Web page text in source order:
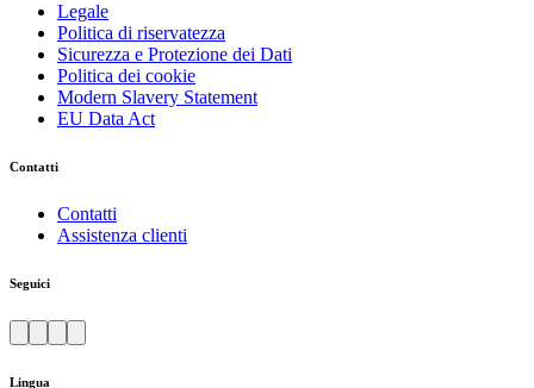
Legale
Politica di riservatezza
Sicurezza e Protezione dei Dati
Politica dei cookie
Modern Slavery Statement
EU Data Act
Contatti
Contatti
Assistenza clienti
Seguici
Lingua